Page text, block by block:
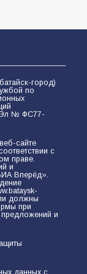
город)
по
Эл № ФС77-
сайте
с
праве.
и
Вперёд».
должны
при
предложений и
данных с